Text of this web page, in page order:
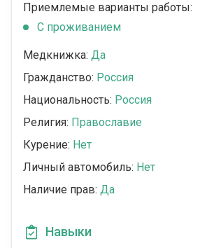
Приемлемые варианты работы:
C проживанием
Медкнижка: Да
Гражданство: Россия
Национальность: Россия
Религия: Православие
Курение: Нет
Личный автомобиль: Нет
Наличие прав: Да
Навыки